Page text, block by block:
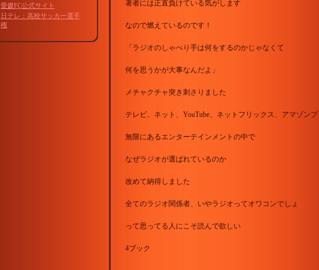
愛媛FC公式サイト
日テレ：高校サッカー選手
権
著者には正直負けている気がします
なので燃えているのです！
「ラジオのしゃべり手は何をするのかじゃなくて
何を思うかが大事なんだよ」
メチャクチャ突き刺さりました
テレビ、ネット、YouTube、ネットフリックス、アマゾン
無限にあるエンターテインメントの中で
なぜラジオが選ばれているのか
改めて納得しました
全てのラジオ関係者、いやラジオってオワコンでしょ
って思ってる人にこそ読んで欲しい
4ブック